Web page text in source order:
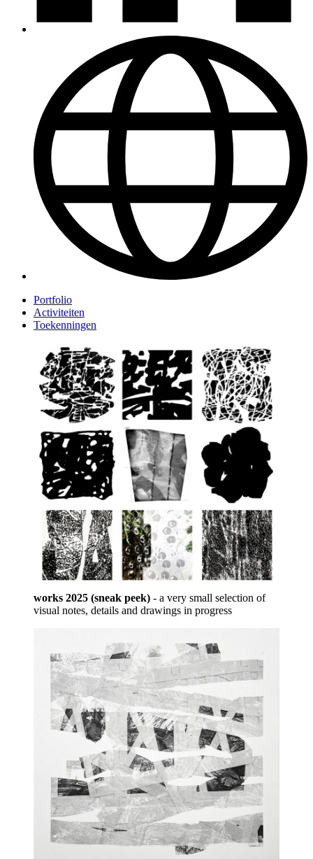
Portfolio
Activiteiten
Toekenningen
works 2025 (sneak peek) - a very small selection of
visual notes, details and drawings in progress